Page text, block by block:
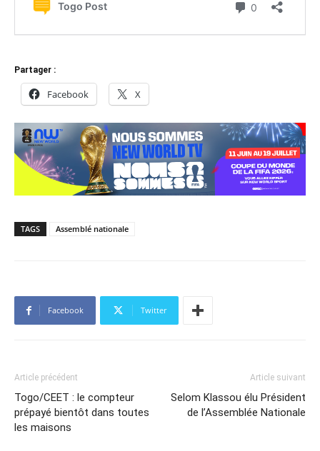
Partager :
Facebook X
TAGS Assemblé nationale
Facebook Twitter
Article précédent
Togo/CEET : le compteur
prépayé bientôt dans toutes
les maisons
Article suivant
Selom Klassou élu Président
de l’Assemblée Nationale